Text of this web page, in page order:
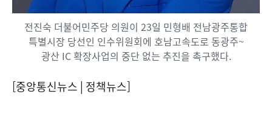
전진숙 더불어민주당 의원이 23일 민형배 전남광주통합
특별시장 당선인 인수위원회에 호남고속도로 동광주~
광산 IC 확장사업의 중단 없는 추진을 촉구했다.
[중앙통신뉴스│정책뉴스]